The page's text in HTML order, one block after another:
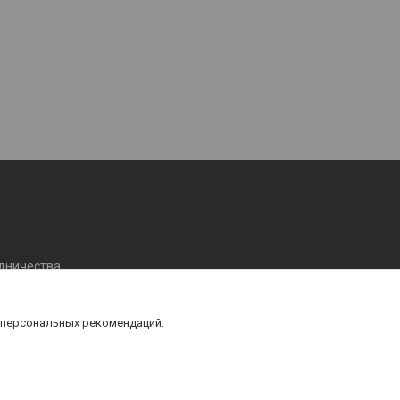
рекомендаций.